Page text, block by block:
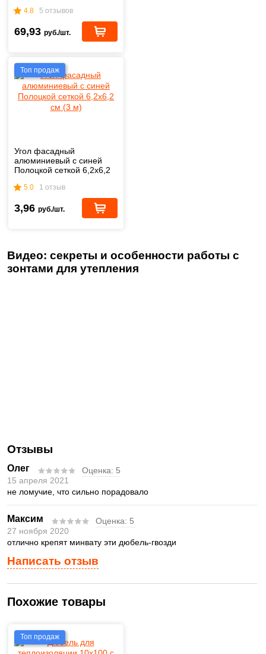
4.8 5 отзывов
69,93 руб./шт.
Топ продаж
Угол фасадный
алюминиевый с синей
Полоцкой сеткой 6,2x6,2
5.0 1 отзыв
3,96 руб./шт.
Видео: секреты и особенности работы с
зонтами для утепления
Написать отзыв
Отзывы
Олег Оценка: 5
15 апреля 2021
не ломучие, что сильно порадовало
Максим Оценка: 5
27 ноября 2020
отлично крепят минвату эти дюбель-гвозди
Похожие товары
Топ продаж